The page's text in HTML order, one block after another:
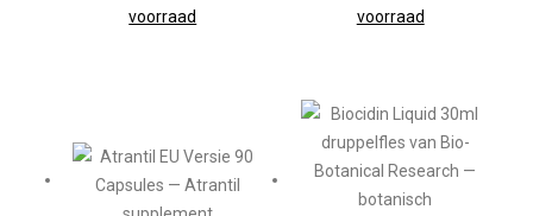
voorraad
voorraad